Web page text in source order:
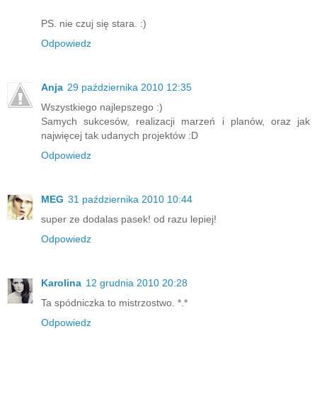
PS. nie czuj się stara. :)
Odpowiedz
Anja 29 października 2010 12:35
Wszystkiego najlepszego :)
Samych sukcesów, realizacji marzeń i planów, oraz jak
najwięcej tak udanych projektów :D
Odpowiedz
MEG 31 października 2010 10:44
super ze dodalas pasek! od razu lepiej!
Odpowiedz
Karolina 12 grudnia 2010 20:28
Ta spódniczka to mistrzostwo. *.*
Odpowiedz